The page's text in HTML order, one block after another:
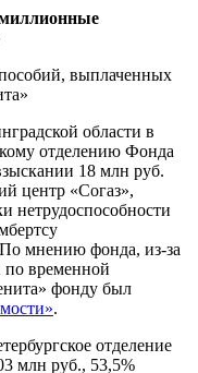
выплаченных
области в
отделению Фонда
18 млн руб.
центр «Согаз»,
нетрудоспособности
мнению фонда, из-за
временной
фонду был
.
отделение
млн руб., 53,5%